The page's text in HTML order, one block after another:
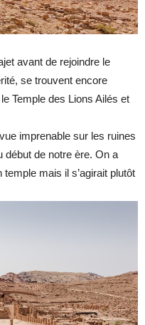
avant de rejoindre le
se trouvent encore
Temple des Lions Ailés et
imprenable sur les ruines
début de notre ère. On a
temple mais il s’agirait plutôt